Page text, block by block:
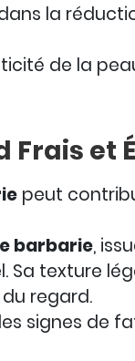
la
de la
Frais et
peut
barbarie,
Sa texture
regard.
signes de